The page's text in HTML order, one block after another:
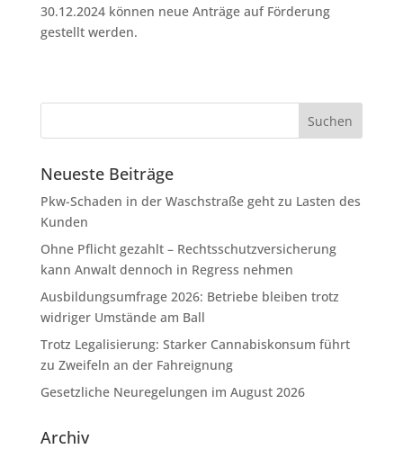
30.12.2024 können neue Anträge auf Förderung
gestellt werden.
Neueste Beiträge
Pkw-Schaden in der Waschstraße geht zu Lasten des
Kunden
Ohne Pflicht gezahlt – Rechtsschutzversicherung
kann Anwalt dennoch in Regress nehmen
Ausbildungsumfrage 2026: Betriebe bleiben trotz
widriger Umstände am Ball
Trotz Legalisierung: Starker Cannabiskonsum führt
zu Zweifeln an der Fahreignung
Gesetzliche Neuregelungen im August 2026
Archiv